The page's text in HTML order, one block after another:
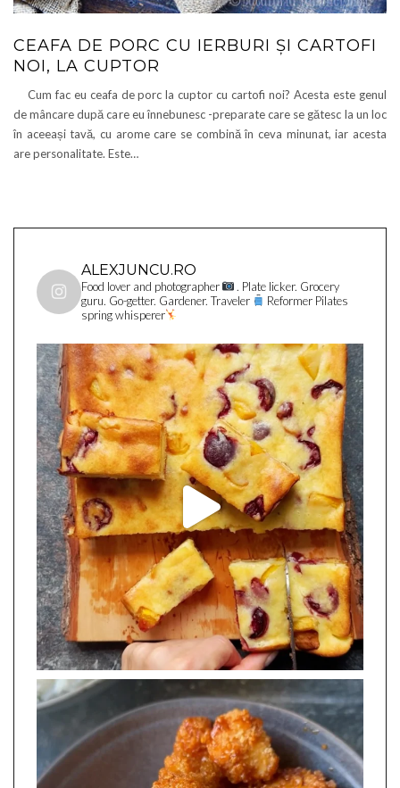
CEAFA DE PORC CU IERBURI ȘI CARTOFI
NOI, LA CUPTOR
Cum fac eu ceafa de porc la cuptor cu cartofi noi? Acesta este genul
de mâncare după care eu înnebunesc -preparate care se gătesc la un loc
în aceeași tavă, cu arome care se combină în ceva minunat, iar acesta
are personalitate. Este…
ALEXJUNCU.RO
Food lover and photographer
. Plate licker. Grocery
guru. Go-getter. Gardener. Traveler
Reformer Pilates
spring whisperer